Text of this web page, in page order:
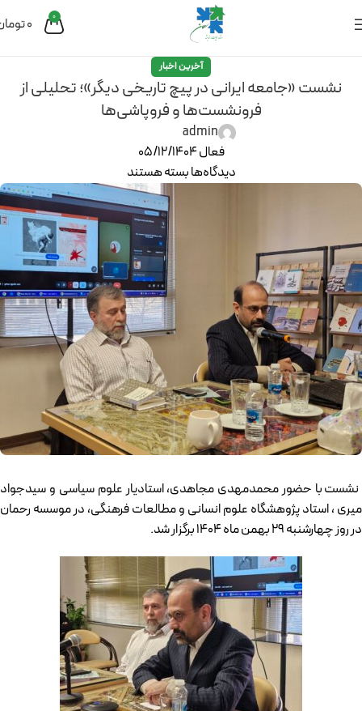
0
0
آخرین اخبار
نشست «جامعه ایرانی در پیچ تاریخی دیگر»؛ تحلیلی از
فرونشست‌ها و فروپاشی‌ها
admin
فعال 05/12/1404
دیدگاه‌هابسته هستند
نشست با حضور محمدمهدی مجاهدی، استادیار علوم سیاسی و سیدجواد
میری ، استاد پژوهشگاه علوم انسانی و مطالعات فرهنگی، در موسسه رحمان
در روز چهارشنبه 29 بهمن ماه 1404 برگزار شد.